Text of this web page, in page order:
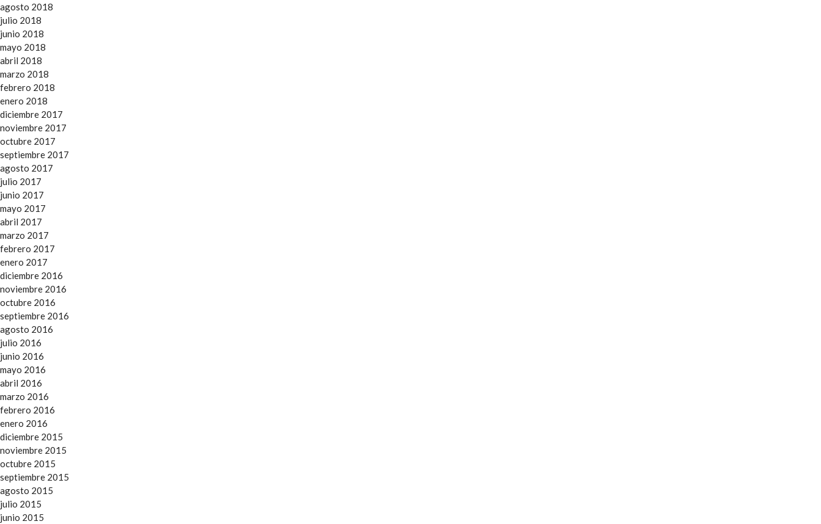
agosto 2018
julio 2018
junio 2018
mayo 2018
abril 2018
marzo 2018
febrero 2018
enero 2018
diciembre 2017
noviembre 2017
octubre 2017
septiembre 2017
agosto 2017
julio 2017
junio 2017
mayo 2017
abril 2017
marzo 2017
febrero 2017
enero 2017
diciembre 2016
noviembre 2016
octubre 2016
septiembre 2016
agosto 2016
julio 2016
junio 2016
mayo 2016
abril 2016
marzo 2016
febrero 2016
enero 2016
diciembre 2015
noviembre 2015
octubre 2015
septiembre 2015
agosto 2015
julio 2015
junio 2015